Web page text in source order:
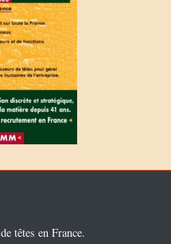
têtes en France.